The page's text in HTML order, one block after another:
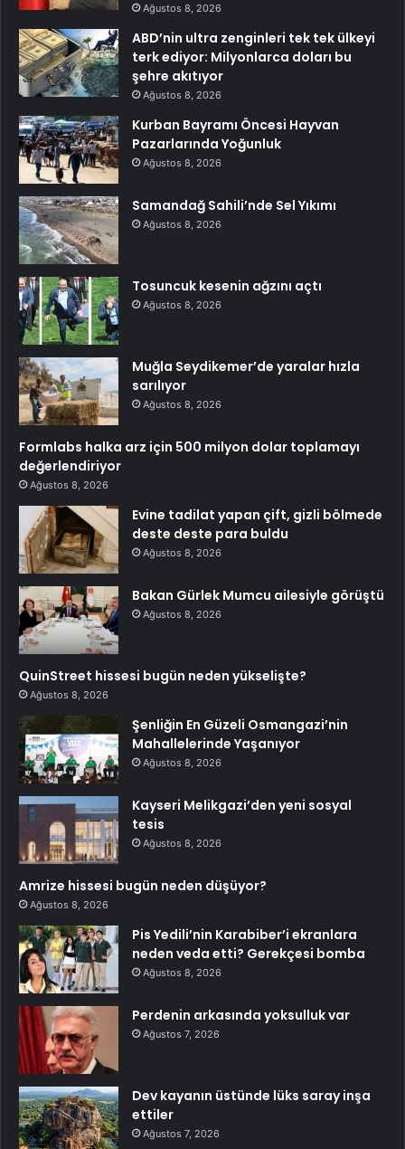
Ağustos 8, 2026
ABD’nin ultra zenginleri tek tek ülkeyi
terk ediyor: Milyonlarca doları bu
şehre akıtıyor
Ağustos 8, 2026
Kurban Bayramı Öncesi Hayvan
Pazarlarında Yoğunluk
Ağustos 8, 2026
Samandağ Sahili’nde Sel Yıkımı
Ağustos 8, 2026
Tosuncuk kesenin ağzını açtı
Ağustos 8, 2026
Muğla Seydikemer’de yaralar hızla
sarılıyor
Ağustos 8, 2026
Formlabs halka arz için 500 milyon dolar toplamayı
değerlendiriyor
Ağustos 8, 2026
Evine tadilat yapan çift, gizli bölmede
deste deste para buldu
Ağustos 8, 2026
Bakan Gürlek Mumcu ailesiyle görüştü
Ağustos 8, 2026
QuinStreet hissesi bugün neden yükselişte?
Ağustos 8, 2026
Şenliğin En Güzeli Osmangazi’nin
Mahallelerinde Yaşanıyor
Ağustos 8, 2026
Kayseri Melikgazi’den yeni sosyal
tesis
Ağustos 8, 2026
Amrize hissesi bugün neden düşüyor?
Ağustos 8, 2026
Pis Yedili’nin Karabiber’i ekranlara
neden veda etti? Gerekçesi bomba
Ağustos 8, 2026
Perdenin arkasında yoksulluk var
Ağustos 7, 2026
Dev kayanın üstünde lüks saray inşa
ettiler
Ağustos 7, 2026